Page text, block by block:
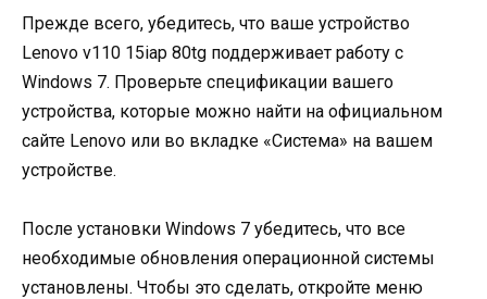
Прежде всего, убедитесь, что ваше устройство
Lenovo v110 15iap 80tg поддерживает работу с
Windows 7. Проверьте спецификации вашего
устройства, которые можно найти на официальном
сайте Lenovo или во вкладке «Система» на вашем
устройстве.
После установки Windows 7 убедитесь, что все
необходимые обновления операционной системы
установлены. Чтобы это сделать, откройте меню